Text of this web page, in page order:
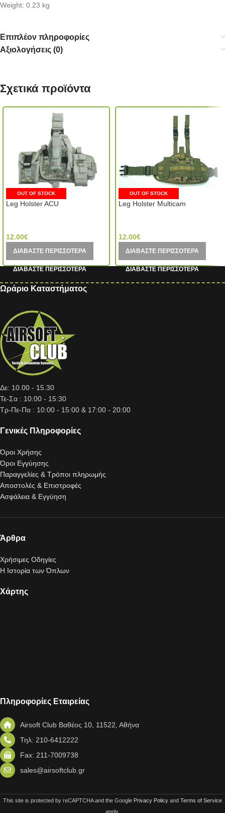
Weight: 0.23 kg
Επιπλέον πληροφορίες
Αξιολογήσεις (0)
Σχετικά προϊόντα
OUT OF STOCK
Leg Holster ACU
12.00€
ΔΙΑΒΆΣΤΕ ΠΕΡΙΣΣΌΤΕΡΑ
OUT OF STOCK
Leg Holster Multicam
12.00€
ΔΙΑΒΆΣΤΕ ΠΕΡΙΣΣΌΤΕΡΑ
Ωράριο Καταστήματος
Δε: 10.00 - 15.30
Τε-Σα : 10:00 - 15:30
Τρ-Πε-Πα : 10:00 - 15:00 & 17:00 - 20:00
Γενικές Πληροφορίες
Όροι Χρήσης
Όροι Εγγύησης
Παραγγελίες & Τρόποι πληρωμής
Αποστολές & Επιστροφές
Ασφάλεια & Εγγύηση
Άρθρα
Χρήσιμες Οδηγίες
Η Ιστορία των Όπλων
Χάρτης
Πληροφορίες Εταιρείας
Airsoft Club Βαθέος 10, 11522, Αθήνα
Τηλ: 210-6412222
Fax: 211-7009738
sales@airsoftclub.gr
This site is protected by reCAPTCHA and the Google Privacy Policy and Terms of Service
apply.